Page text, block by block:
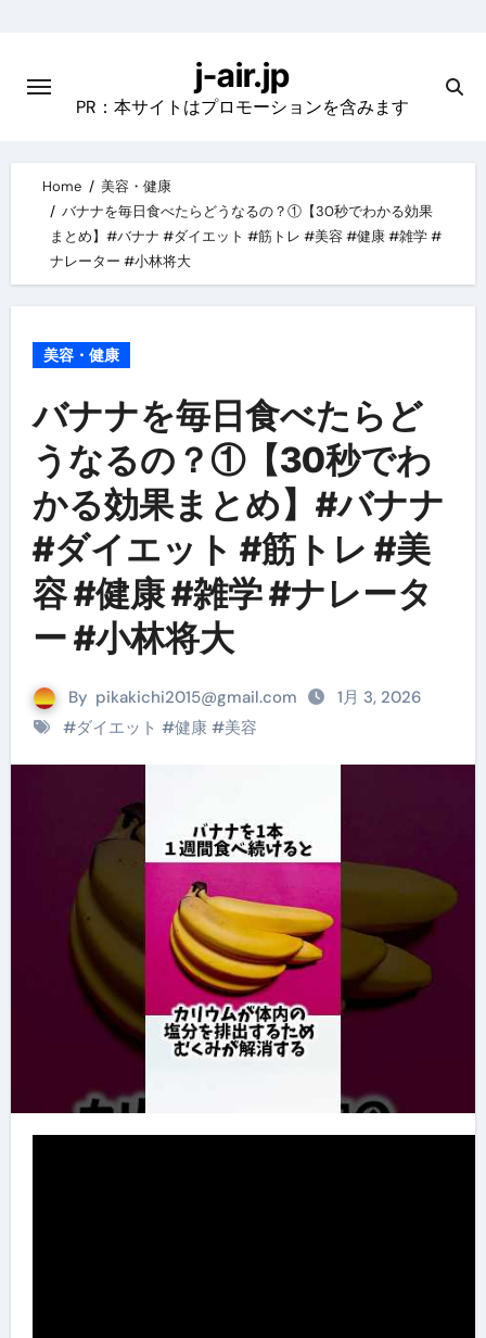
content
j-air.jp
PR：本サイトはプロモーションを含みます
Home
美容・健康
バナナを毎日食べたらどうなるの？①【30秒でわかる効果
まとめ】#バナナ #ダイエット #筋トレ #美容 #健康 #雑学 #
ナレーター #小林将大
美容・健康
バナナを毎日食べたらど
うなるの？①【30秒でわ
かる効果まとめ】#バナナ
#ダイエット #筋トレ #美
容 #健康 #雑学 #ナレータ
ー #小林将大
By pikakichi2015@gmail.com
1月 3, 2026
#ダイエット #健康#美容